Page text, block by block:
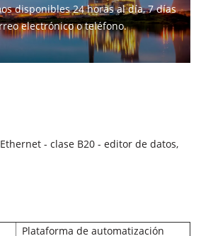
disponibles 24 horas al día, 7 días
electrónico o teléfono.
CONTÁCTENOS
- clase B20 - editor de datos,
Plataforma de automatización